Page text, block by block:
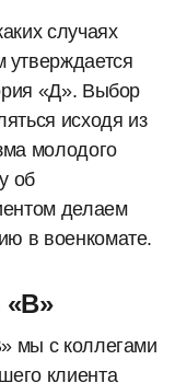
случаях
утверждается
«Д». Выбор
исходя из
молодого
об
делаем
в военкомате.
«В»
мы с коллегами
клиента